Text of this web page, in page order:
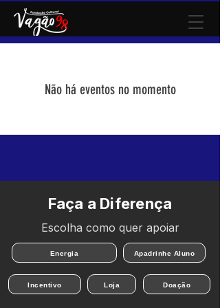
Não há eventos no momento
Faça a Diferença
Escolha como quer apoiar
Energia Apadrinhe Aluno
Incentivo Loja Doação